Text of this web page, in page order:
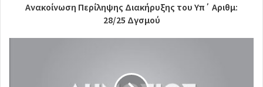
Ανακοίνωση Περίληψης Διακήρυξης του Υπ΄ Αριθμ:
28/25 Δγσμού